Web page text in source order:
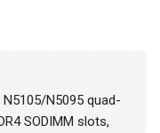
N5095 quad-
SODIMM slots,